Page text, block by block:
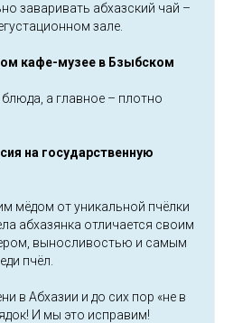
заваривать абхазский чай –
зале.
кафе-музее в Бзыбском
а главное – плотно
на государственную
мёдом от уникальной пчёлки
абхазянка отличается своим
выносливостью и самым
пчёл.
в Абхазии и до сих пор «не в
И мы это исправим!